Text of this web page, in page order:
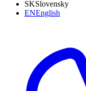
SKSlovensky
ENEnglish